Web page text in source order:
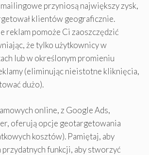
przyniosą największy zysk,
klientów geograficznie.
reklam pomoże Ci zaoszczędzić
że tylko użytkownicy w
lub w określonym promieniu
(eliminując nieistotne kliknięcia,
dużo).
online, z Google Ads,
oferują opcje geotargetowania
kosztów). Pamiętaj, aby
przydatnych funkcji, aby stworzyć